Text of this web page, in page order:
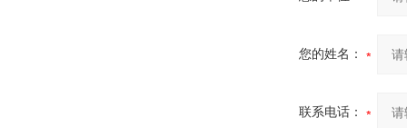
您的姓名：
联系电话：